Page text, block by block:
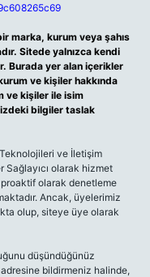
marka, kurum veya şahıs
Sitede yalnızca kendi
Burada yer alan içerikler
ve kişiler hakkında
ve kişiler ile isim
bilgiler taslak
ve İletişim
Sağlayıcı olarak hizmet
olarak denetleme
Ancak, üyelerimiz
olup, siteye üye olarak
düşündüğünüz
adresine bildirmeniz halinde,